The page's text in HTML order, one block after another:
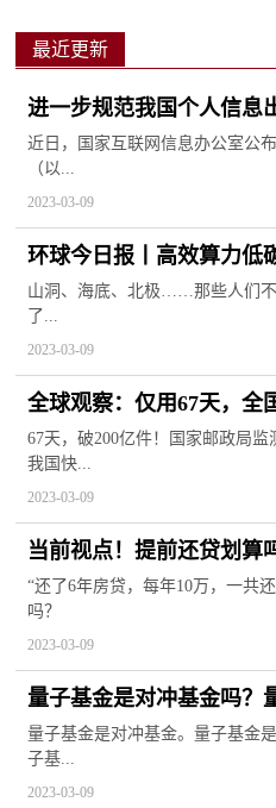
最近更新
进一步规范我国个人信息
近日，国家互联网信息办公室公
（以...
2023-03-09
环球今日报丨高效算力低
构建未来数据中心
山洞、海底、北极……那些人们
了...
2023-03-09
全球观察：仅用67天，全
67天，破200亿件！国家邮政局
我国快...
2023-03-09
当前视点！提前还贷划算
“还了6年房贷，每年10万，一共
吗？
2023-03-09
量子基金是对冲基金吗？
量子基金是对冲基金。量子基金
子基...
2023-03-09